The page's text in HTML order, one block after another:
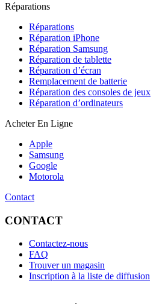
Réparations
Réparations
Réparation iPhone
Réparation Samsung
Réparation de tablette
Réparation d’écran
Remplacement de batterie
Réparation des consoles de jeux
Réparation d’ordinateurs
Acheter En Ligne
Apple
Samsung
Google
Motorola
Contact
CONTACT
Contactez-nous
FAQ
Trouver un magasin
Inscription à la liste de diffusion